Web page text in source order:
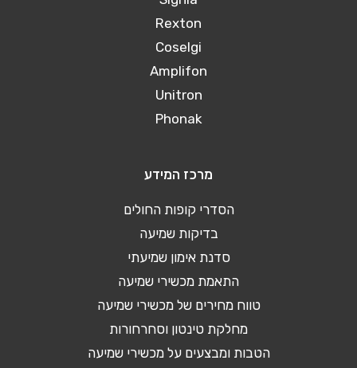
Rexton
Coselgi
Amplifon
Unitron
Phonak
מרכז המידע
הסדרי קופות החולים
בדיקות שמיעה
סדנת אימון שמיעתי
התאמת מכשירי שמיעה
טווח מחירים של מכשירי שמיעה
מחלקת טינטון וסחרחורות
הטבות ומבצעים על מכשירי שמיעה